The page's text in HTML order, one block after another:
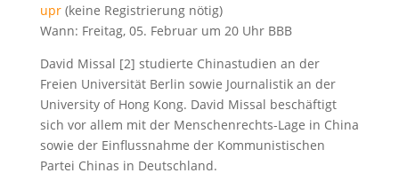
upr(keine Registrierung nötig)
Wann: Freitag, 05. Februar um 20 Uhr BBB
David Missal [2] studierte Chinastudien an der
Freien Universität Berlin sowie Journalistik an der
University of Hong Kong. David Missal beschäftigt
sich vor allem mit der Menschenrechts-Lage in China
sowie der Einflussnahme der Kommunistischen
Partei Chinas in Deutschland.